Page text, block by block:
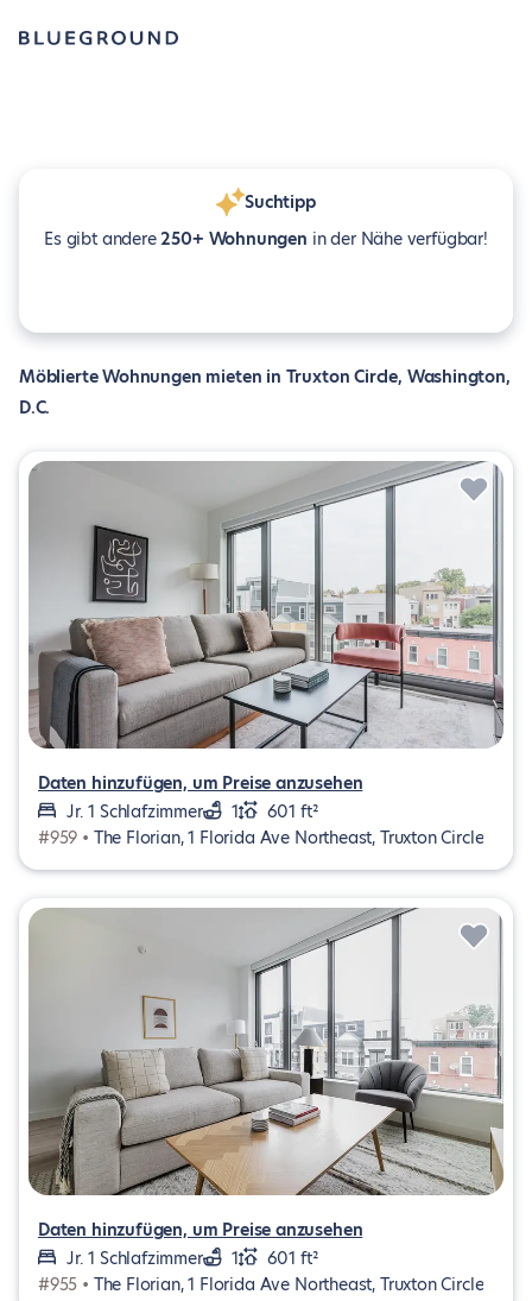
Suchtipp
Es gibt andere250+ Wohnungen in der Nähe verfügbar!
Möblierte Wohnungen mieten in Truxton Circle, Washington,
D.C.
Daten hinzufügen, um Preise anzusehen
Jr. 1 Schlafzimmer
1
601 ft²
#959 • The Florian, 1 Florida Ave Northeast, Truxton Circle
Daten hinzufügen, um Preise anzusehen
Jr. 1 Schlafzimmer
1
601 ft²
#955 • The Florian, 1 Florida Ave Northeast, Truxton Circle